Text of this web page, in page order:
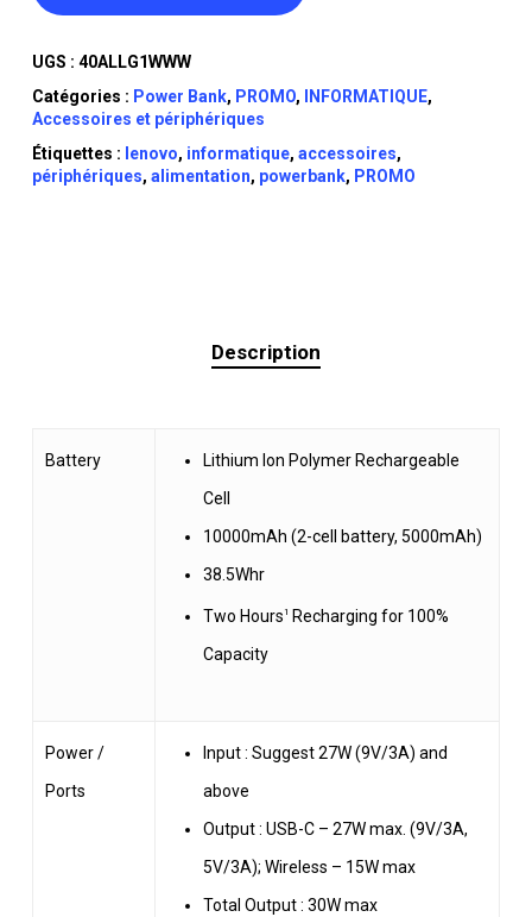
UGS : 40ALLG1WWW
Catégories : Power Bank, PROMO, INFORMATIQUE,
Accessoires et périphériques
Étiquettes : lenovo, informatique, accessoires,
périphériques, alimentation, powerbank, PROMO
Description
Battery
Lithium Ion Polymer Rechargeable
Cell
10000mAh (2-cell battery, 5000mAh)
38.5Whr
Two Hours 1
Recharging for 100%
Capacity
Power /
Ports
Input : Suggest 27W (9V/3A) and
above
Output : USB-C – 27W max. (9V/3A,
5V/3A); Wireless – 15W max
Total Output : 30W max